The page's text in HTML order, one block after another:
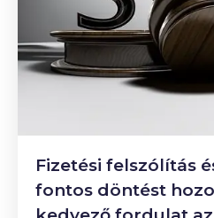
Fizetési felszólítás
fontos döntést